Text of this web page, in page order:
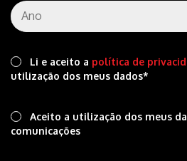
Li e aceito a política de
utilização dos meus dados*
Aceito a utilização dos meus
comunicações